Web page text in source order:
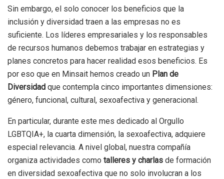
Sin embargo, el solo conocer los beneficios que la
inclusión y diversidad traen a las empresas no es
suficiente. Los líderes empresariales y los responsables
de recursos humanos debemos trabajar en estrategias y
planes concretos para hacer realidad esos beneficios. Es
por eso que en Minsait hemos creado un Plan de
Diversidad que contempla cinco importantes dimensiones:
género, funcional, cultural, sexoafectiva y generacional.
En particular, durante este mes dedicado al Orgullo
LGBTQIA+, la cuarta dimensión, la sexoafectiva, adquiere
especial relevancia. A nivel global, nuestra compañía
organiza actividades como talleres y charlas de formación
en diversidad sexoafectiva que no solo involucran a los